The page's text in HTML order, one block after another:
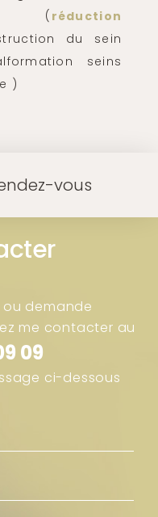
réduction
du sein
seins
)
vous
demande
me contacter au
09
ci-dessous